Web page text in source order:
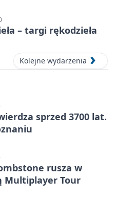
– targi rękodzieła
Kolejne wydarzenia
sprzed 3700 lat.
rusza w
Multiplayer Tour